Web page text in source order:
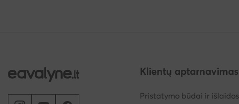
Klientų aptarnavimas
Pristatymo būdai ir išlaidos